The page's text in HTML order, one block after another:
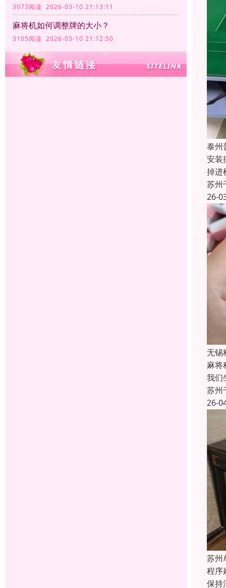
3073阅读 2026-03-10 21:13:11
麻将机如何调整牌的大小？
3105阅读 2026-03-10 21:12:50
泰州
安装
掉进
苏州
26-
无锡
麻将
我们
苏州
26-
苏州
程序
保持